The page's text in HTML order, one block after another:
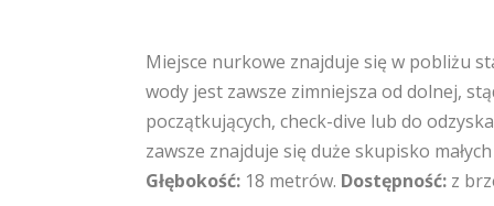
Miejsce nurkowe znajduje się w pobliżu
wody jest zawsze zimniejsza od dolnej,
początkujących, check-dive lub do
zawsze znajduje się duże skupisko
Głębokość: 18 metrów. Dostępność: z